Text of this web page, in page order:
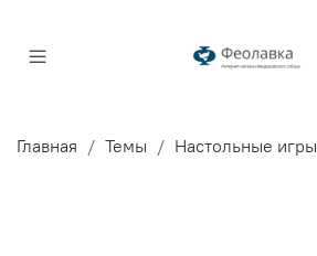
Главная Темы Настольные игры